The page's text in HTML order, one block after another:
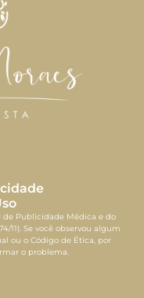
de Publicidade Médica e do
11). Se você observou algum
ou o Código de Ética, por
o problema.